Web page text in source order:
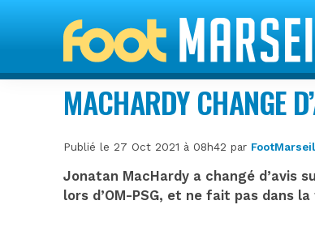
MACHARDY CHANGE
Publié le 27 Oct 2021 à 08h42 par
Jonatan MacHardy a changé d’avis
lors d’OM-PSG, et ne fait pas dans la